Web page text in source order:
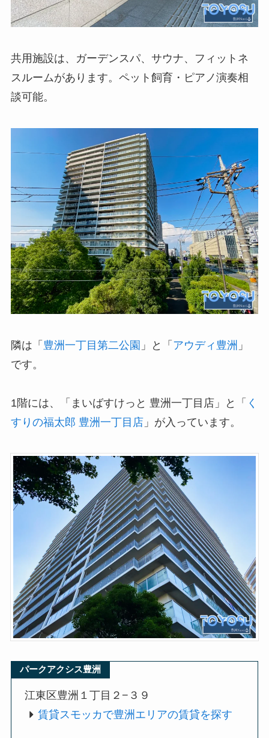
共用施設は、ガーデンスパ、サウナ、フィットネ
スルームがあります。ペット飼育・ピアノ演奏相
談可能。
隣は「 豊洲一丁目第二公園 」と「 アウディ豊洲 」
です。
1階には、「まいばすけっと 豊洲一丁目店」と「 く
すりの福太郎 豊洲一丁目店」が入っています。
パークアクシス豊洲
江東区豊洲１丁目２−３９
賃貸スモッカで豊洲エリアの賃貸を探す